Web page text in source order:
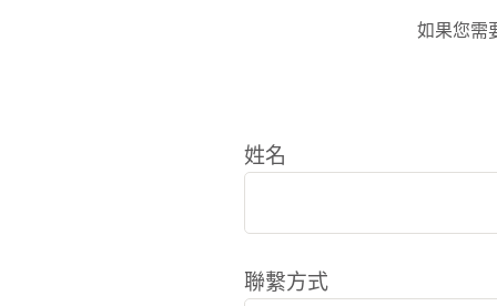
如果您需
姓名
聯繫方式